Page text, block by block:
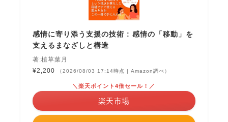
感情に寄り添う支援の技術 : 感情の「移動」を
支えるまなざしと構造
著:植草葉月
¥2,200
（2026/08/03 17:14時点 | Amazon調べ）
＼楽天ポイント4倍セール！／
楽天市場